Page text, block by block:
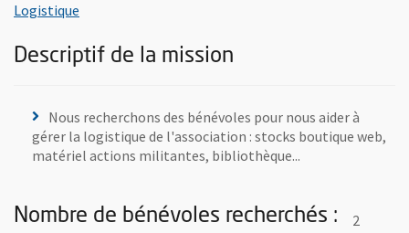
Logistique
Descriptif de la mission
Nous recherchons des bénévoles pour nous aider à
gérer la logistique de l'association : stocks boutique web,
matériel actions militantes, bibliothèque...
Nombre de bénévoles recherchés : 2